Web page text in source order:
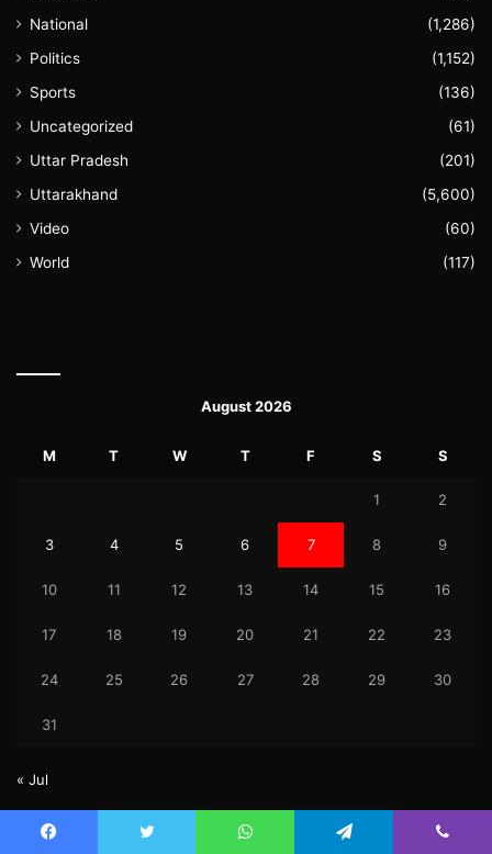
National
(1,286)
Politics
(1,152)
Sports
(136)
Uncategorized
(61)
Uttar Pradesh
(201)
Uttarakhand
(5,600)
Video
(60)
World
(117)
August 2026
M T W T F S S
1 2
3 4 5 6 7 8 9
10 11 12 13 14 15 16
17 18 19 20 21 22 23
24 25 26 27 28 29 30
31
« Jul